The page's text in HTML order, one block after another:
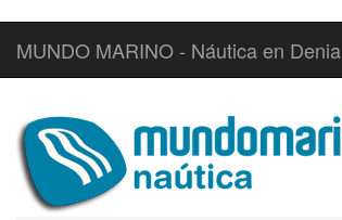
MUNDO MARINO - Náutica en Denia